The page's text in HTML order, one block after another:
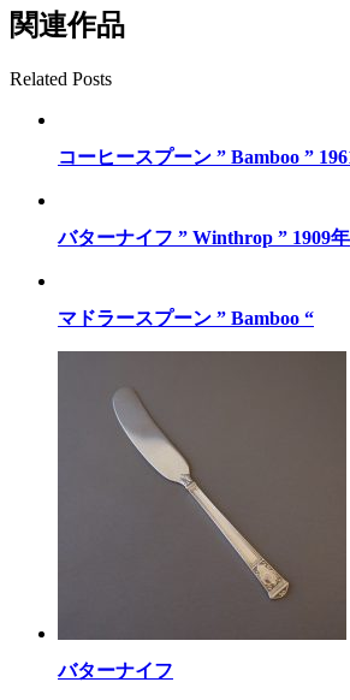
関連作品
Related Posts
コーヒースプーン ” Bamboo ”
バターナイフ ” Winthrop ” 1909年
マドラースプーン ” Bamboo “
バターナイフ